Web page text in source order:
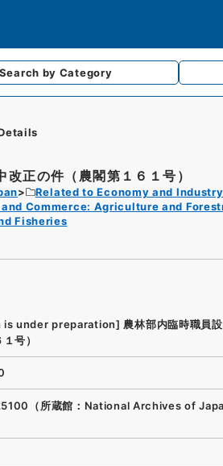
Search by Category
正の件（農閣第１６１号）
Related to Economy and Industry
Commerce: Agriculture and
Fisheries
is under preparation] 農林部内臨時職員
号）
（所蔵館：National Archives of